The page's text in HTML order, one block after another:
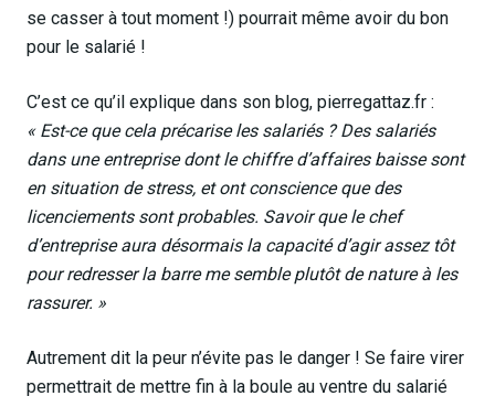
se casser à tout moment !) pourrait même avoir du bon
pour le salarié !
C’est ce qu’il explique dans son blog, pierregattaz.fr :
« Est-ce que cela précarise les salariés ?Des salariés
dans une entreprise dont le chiffre d’affaires baisse sont
en situation de stress, et ont conscience que des
licenciements sont probables. Savoir que le chef
d’entreprise aura désormais la capacité d’agir assez tôt
pour redresser la barre me semble plutôt de nature à les
rassurer. »
Autrement dit la peur n’évite pas le danger ! Se faire virer
permettrait de mettre fin à la boule au ventre du salarié